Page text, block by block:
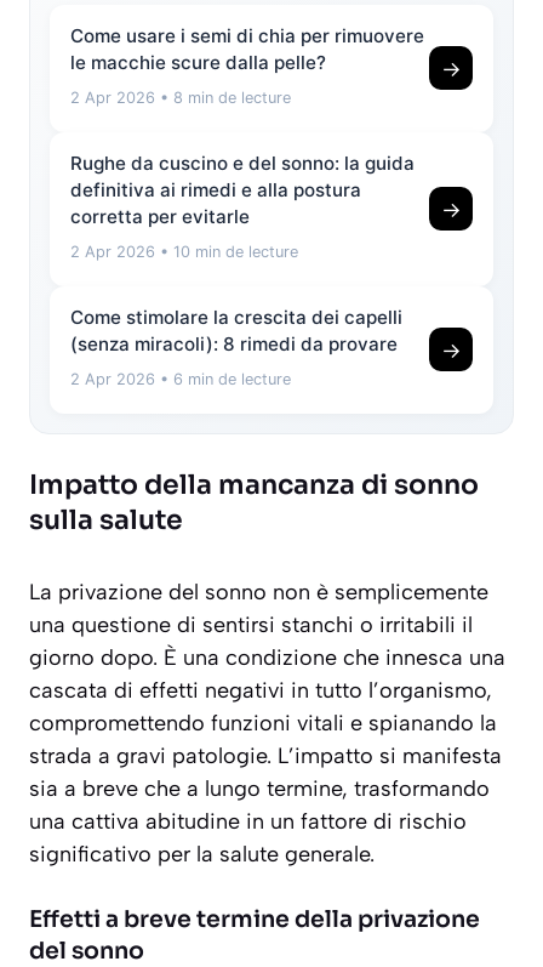
Come usare i semi di chia per rimuovere
le macchie scure dalla pelle?
2 Apr 2026 • 8 min de lecture
→
Rughe da cuscino e del sonno: la guida
definitiva ai rimedi e alla postura
corretta per evitarle
2 Apr 2026 • 10 min de lecture
→
Come stimolare la crescita dei capelli
(senza miracoli): 8 rimedi da provare
2 Apr 2026 • 6 min de lecture
→
Impatto della mancanza di sonno
sulla salute
La privazione del sonno non è semplicemente
una questione di sentirsi stanchi o irritabili il
giorno dopo. È una condizione che innesca una
cascata di effetti negativi in tutto l’organismo,
compromettendo funzioni vitali e spianando la
strada a gravi patologie. L’impatto si manifesta
sia a breve che a lungo termine, trasformando
una cattiva abitudine in un fattore di rischio
significativo per la salute generale.
Effetti a breve termine della privazione
del sonno